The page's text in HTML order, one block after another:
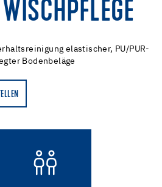
elastischer, PU/PUR-
Bodenbeläge